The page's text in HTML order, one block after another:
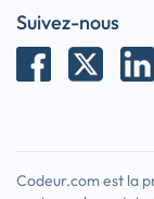
Suivez-nous
Codeur.com est la